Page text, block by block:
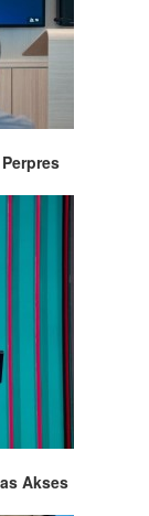
Akses